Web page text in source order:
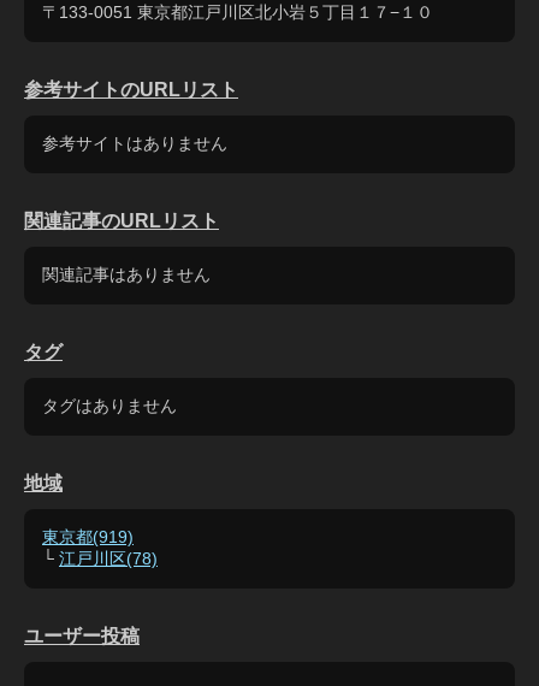
〒133-0051 東京都江戸川区北小岩５丁目１７−１０
参考サイトのURLリスト
参考サイトはありません
関連記事のURLリスト
関連記事はありません
タグ
タグはありません
地域
東京都(919)
└ 江戸川区(78)
ユーザー投稿